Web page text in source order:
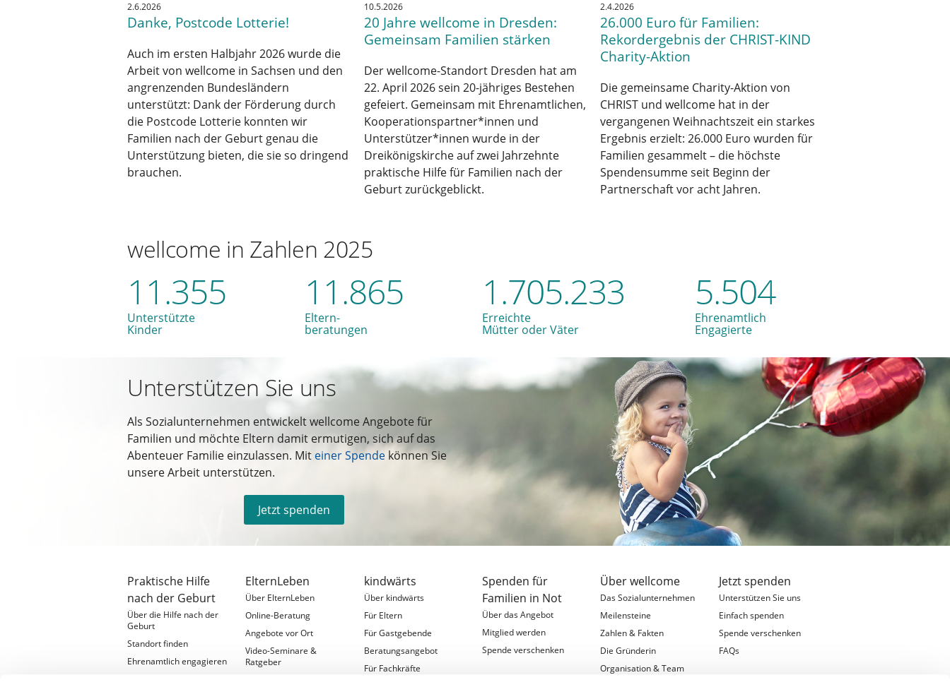
2.6.2026
Danke, Postcode Lotterie!
Auch im ersten Halbjahr 2026 wurde die
Arbeit von wellcome in Sachsen und den
angrenzenden Bundesländern
unterstützt: Dank der Förderung durch
die Postcode Lotterie konnten wir
Familien nach der Geburt genau die
Unterstützung bieten, die sie so dringend
brauchen.
10.5.2026
20 Jahre wellcome in Dresden:
Gemeinsam Familien stärken
Der wellcome-Standort Dresden hat am
22. April 2026 sein 20-jähriges Bestehen
gefeiert. Gemeinsam mit Ehrenamtlichen,
Kooperationspartner*innen und
Unterstützer*innen wurde in der
Dreikönigskirche auf zwei Jahrzehnte
praktische Hilfe für Familien nach der
Geburt zurückgeblickt.
2.4.2026
26.000 Euro für Familien:
Rekordergebnis der CHRIST-KIND
Charity-Aktion
Die gemeinsame Charity-Aktion von
CHRIST und wellcome hat in der
vergangenen Weihnachtszeit ein starkes
Ergebnis erzielt: 26.000 Euro wurden für
Familien gesammelt – die höchste
Spendensumme seit Beginn der
Partnerschaft vor acht Jahren.
wellcome in Zahlen 2025
11.355
Unterstützte
Kinder
11.865
Eltern-
beratungen
1.705.233
Erreichte
Mütter oder Väter
5.504
Ehrenamtlich
Engagierte
Unterstützen Sie uns
Als Sozialunternehmen entwickelt wellcome Angebote für
Familien und möchte Eltern damit ermutigen, sich auf das
Abenteuer Familie einzulassen. Mit einer Spende können Sie
unsere Arbeit unterstützen.
Jetzt spenden
Praktische Hilfe
nach der Geburt
Über die Hilfe nach der
Geburt
Standort finden
Ehrenamtlich engagieren
ElternLeben
Über ElternLeben
Online-Beratung
Angebote vor Ort
Video-Seminare &
Ratgeber
kindwärts
Über kindwärts
Für Eltern
Für Gastgebende
Beratungsangebot
Für Fachkräfte
Spenden für
Familien in Not
Über das Angebot
Mitglied werden
Spende verschenken
Über wellcome
Das Sozialunternehmen
Meilensteine
Zahlen & Fakten
Die Gründerin
Organisation & Team
Jetzt spenden
Unterstützen Sie uns
Einfach spenden
Spende verschenken
FAQs